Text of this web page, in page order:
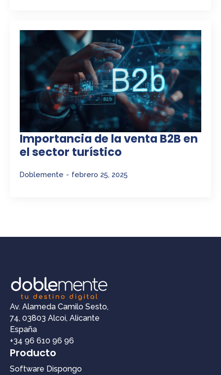
Importancia de la venta B2B en
el sector turístico
Doblemente febrero 25, 2025
Av. Alameda Camilo Sesto,
74, 03803 Alcoi, Alicante
España
+34 96 610 96 96
Producto
Software Dispongo